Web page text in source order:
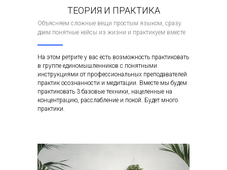
ТЕОРИЯ И ПРАКТИКА
Объясняем сложные вещи простым языком, сразу
даем понятные кейсы из жизни и практикуем вместе
На этом ретрите у вас есть возможность практиковать
в группе единомышленников с понятными
инструкциями от профессиональных преподавателей
практик осознанности и медитации. Вместе мы будем
практиковать 3 базовые техники, нацеленные на
концентрацию, расслабление и покой. Будет много
практики.